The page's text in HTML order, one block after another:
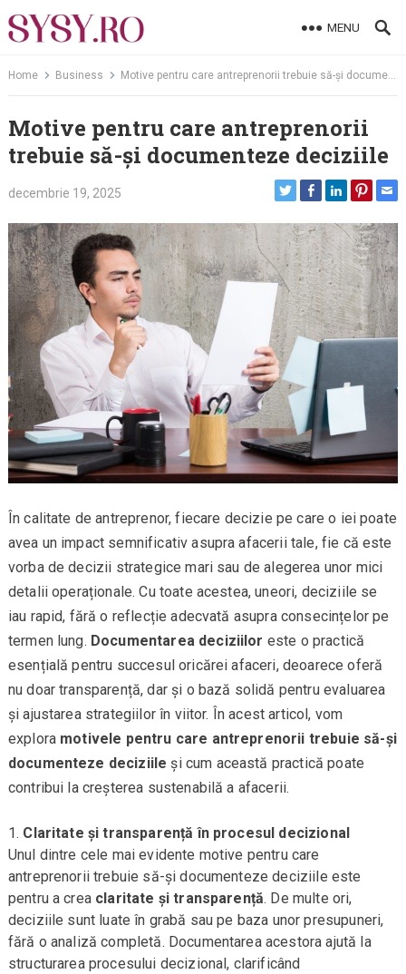
to
MENU
Home Business Motive pentru care antreprenorii trebuie să-și documenteze deciziile
Motive pentru care antreprenorii
trebuie să-și documenteze deciziile
decembrie 19, 2025
În calitate de antreprenor, fiecare decizie pe care o iei poate
avea un impact semnificativ asupra afacerii tale, fie că este
vorba de decizii strategice mari sau de alegerea unor mici
detalii operaționale. Cu toate acestea, uneori, deciziile se
iau rapid, fără o reflecție adecvată asupra consecințelor pe
termen lung. Documentarea deciziilor este o practică
esențială pentru succesul oricărei afaceri, deoarece oferă
nu doar transparență, dar și o bază solidă pentru evaluarea
și ajustarea strategiilor în viitor. În acest articol, vom
explora motivele pentru care antreprenorii trebuie să-și
documenteze deciziile și cum această practică poate
contribui la creșterea sustenabilă a afacerii.
Claritate și transparență în procesul decizional
Unul dintre cele mai evidente motive pentru care
antreprenorii trebuie să-și documenteze deciziile este
pentru a crea claritate și transparență. De multe ori,
deciziile sunt luate în grabă sau pe baza unor presupuneri,
fără o analiză completă. Documentarea acestora ajută la
structurarea procesului decizional, clarificând